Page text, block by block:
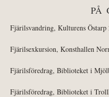
PÅ
Fjärilsvandring, Kulturens
Fjärilsexkursion, Konsthallen
Fjärilsföredrag, Biblioteket i
Fjärilsföredrag, Biblioteket i